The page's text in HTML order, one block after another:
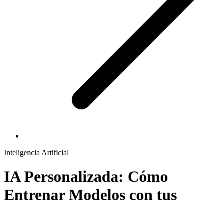
Inteligencia Artificial
IA Personalizada: Cómo
Entrenar Modelos con tus